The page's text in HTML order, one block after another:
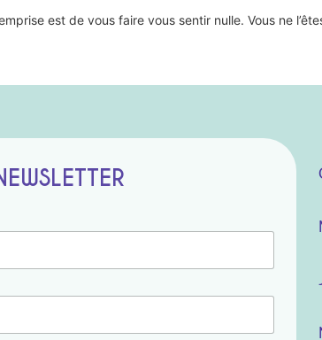
est de vous faire vous sentir nulle. Vous ne